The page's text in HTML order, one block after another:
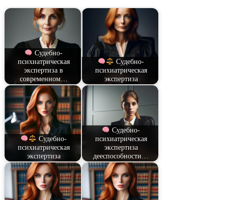
Судебно-
психиатрическая
экспертиза в
современном…
Судебно-
психиатрическая
экспертиза
Судебно-
психиатрическая
экспертиза
Судебно-
психиатрическая
экспертиза
дееспособности…